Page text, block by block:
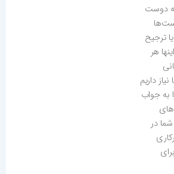
دوست
ترجیح
هر
داریم
به جواب
در